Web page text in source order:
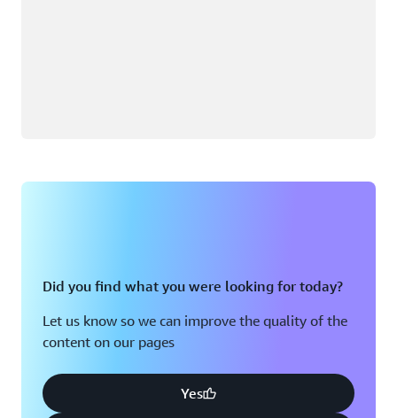
Did you find what you were looking for today?
Let us know so we can improve the quality of the
content on our pages
Yes